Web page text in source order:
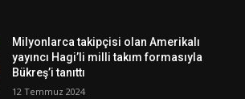
Milyonlarca takipçisi olan Amerikalı
yayıncı Hagi’li milli takım formasıyla
Bükreş’i tanıttı
12 Temmuz 2024